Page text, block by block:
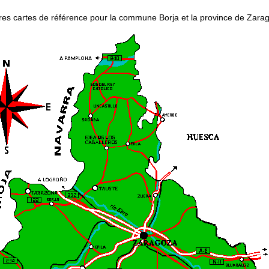
cartes de référence pour la commune Borja et la province de